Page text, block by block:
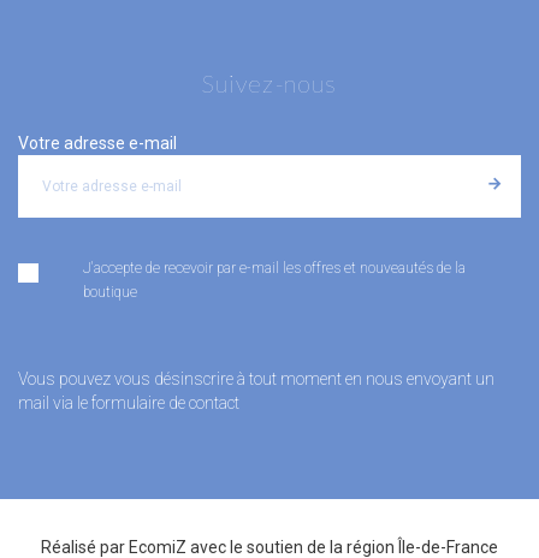
Suivez-nous
Votre adresse e-mail
J'accepte de recevoir par e-mail les offres et nouveautés de la
boutique
Vous pouvez vous désinscrire à tout moment en nous envoyant un
mail via le formulaire de contact
Réalisé par EcomiZ avec le soutien de la région Île-de-France